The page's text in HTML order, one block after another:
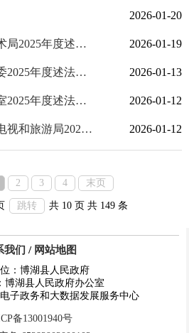
2026-01-20
2026-01-19
博湖县教育和科学技术局2025年度述法报告
2026-01-13
博湖县委直属机关工委2025年度述法报告
2026-01-12
博湖县人民政府办公室2025年度述法报告
2026-01-12
博湖县文化体育广播电视和旅游局2025年度述法报告
2 3 4 末页
跳转 共 10 页 共 149 条
我们 / 网站地图
：博湖县人民政府
博湖县人民政府办公室
子政务和大数据发展服务中心
备13001940号